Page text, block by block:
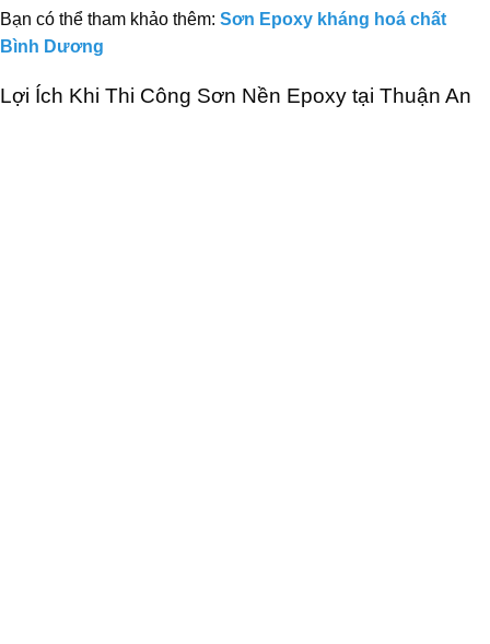
Bạn có thể tham khảo thêm: Sơn Epoxy kháng hoá chất
Bình Dương
Lợi Ích Khi Thi Công Sơn Nền Epoxy tại Thuận An